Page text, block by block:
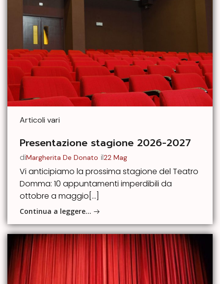
Articoli vari
Presentazione stagione 2026-2027
diMargherita De Donato il22 Mag
Vi anticipiamo la prossima stagione del Teatro
Domma: 10 appuntamenti imperdibili da
ottobre a maggio[…]
Continua a leggere…